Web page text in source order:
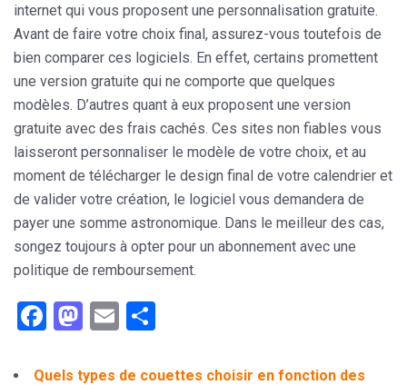
internet qui vous proposent une personnalisation gratuite.
Avant de faire votre choix final, assurez-vous toutefois de
bien comparer ces logiciels. En effet, certains promettent
une version gratuite qui ne comporte que quelques
modèles. D’autres quant à eux proposent une version
gratuite avec des frais cachés. Ces sites non fiables vous
laisseront personnaliser le modèle de votre choix, et au
moment de télécharger le design final de votre calendrier et
de valider votre création, le logiciel vous demandera de
payer une somme astronomique. Dans le meilleur des cas,
songez toujours à opter pour un abonnement avec une
politique de remboursement.
Facebook
Mastodon
Email
Quels types de couettes choisir en fonction des